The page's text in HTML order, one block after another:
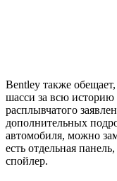
Bentley также
шасси за всю
расплывчатого
дополнительных
автомобиля, можно
есть отдельная
спойлер.